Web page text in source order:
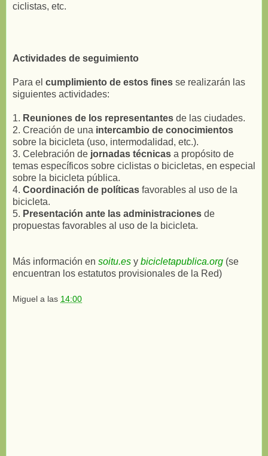
ciclistas, etc.
Actividades de seguimiento
Para el cumplimiento de estos fines se realizarán las
siguientes actividades:
1. Reuniones de los representantes de las ciudades.
2. Creación de una intercambio de conocimientos
sobre la bicicleta (uso, intermodalidad, etc.).
3. Celebración de jornadas técnicas a propósito de
temas específicos sobre ciclistas o bicicletas, en especial
sobre la bicicleta pública.
4. Coordinación de políticas favorables al uso de la
bicicleta.
5. Presentación ante las administraciones de
propuestas favorables al uso de la bicicleta.
Más información en soitu.es y bicicletapublica.org (se
encuentran los estatutos provisionales de la Red)
Miguel a las 14:00